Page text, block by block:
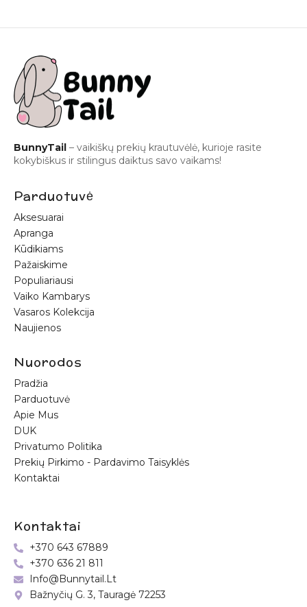
BunnyTail – vaikiškų prekių krautuvėlė, kurioje rasite
kokybiškus ir stilingus daiktus savo vaikams!
Parduotuvė
Aksesuarai
Apranga
Kūdikiams
Pažaiskime
Populiariausi
Vaiko Kambarys
Vasaros Kolekcija
Naujienos
Nuorodos
Pradžia
Parduotuvė
Apie Mus
DUK
Privatumo Politika
Prekių Pirkimo - Pardavimo Taisyklės
Kontaktai
Kontaktai
+370 643 67889
+370 636 21 811
Info@bunnytail.lt
Bažnyčių G. 3, Tauragė 72253